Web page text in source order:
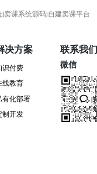
卖课系统源码|自建卖课平台
决方案
识付费
线教育
有化部署
制开发
联系我们
微信